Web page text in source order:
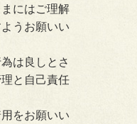
にはご理解
うお願いい
は良しとさ
と自己責任
をお願いい